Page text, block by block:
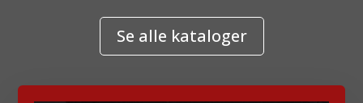
Se alle kataloger